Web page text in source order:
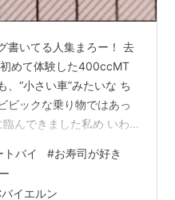
書いてる人集まろー！ 去
めて体験した400ccMT
、“小さい車”みたいな ち
ビックな乗り物ではあっ
んできました私め いわ
て三回失敗した明草飛
目でなんとか合格(*´∀
トバイ #お寿司が好き
バイエルン